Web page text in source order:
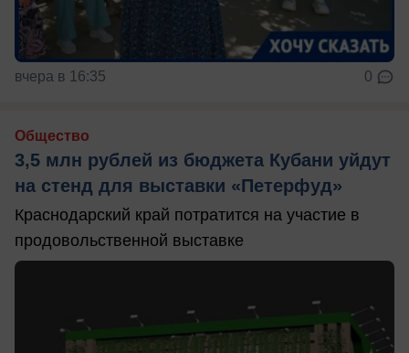
вчера в 16:35 0
Общество
3,5 млн рублей из бюджета Кубани уйдут
на стенд для выставки «Петерфуд»
Краснодарский край потратится на участие в
продовольственной выставке